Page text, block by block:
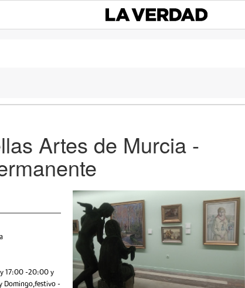
Artes de Murcia -
y 17:00 -20:00 y
Domingo,festivo -